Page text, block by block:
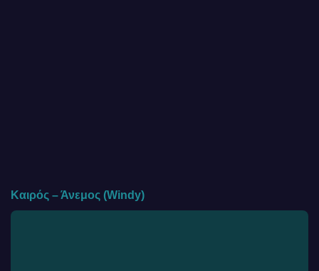
Καιρός – Άνεμος (Windy)